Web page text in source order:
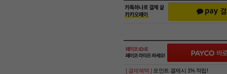
[ 결제혜택 ] 포인트 결제시 1% 적립!